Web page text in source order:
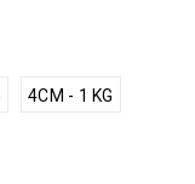
4CM - 1 KG